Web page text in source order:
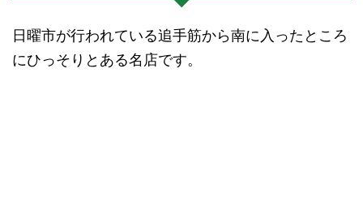
日曜市が行われている追手筋から南に入ったところ
にひっそりとある名店です。